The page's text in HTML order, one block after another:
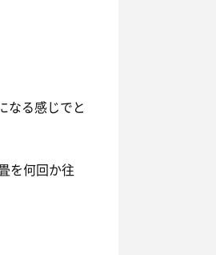
。日帰りで
も。
放題🍨
遊べてと
のんびり時
ン終わりの
で宴会スタ
なる感じでと
を何回か往